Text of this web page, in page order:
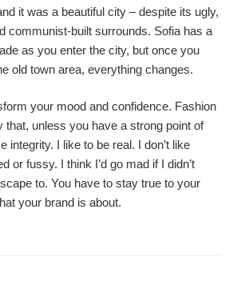
it was a beautiful city – despite its ugly,
communist-built surrounds. Sofia has a
as you enter the city, but once you
old town area, everything changes.
your mood and confidence. Fashion
that, unless you have a strong point of
integrity. I like to be real. I don’t like
or fussy. I think I’d go mad if I didn’t
to. You have to stay true to your
your brand is about.